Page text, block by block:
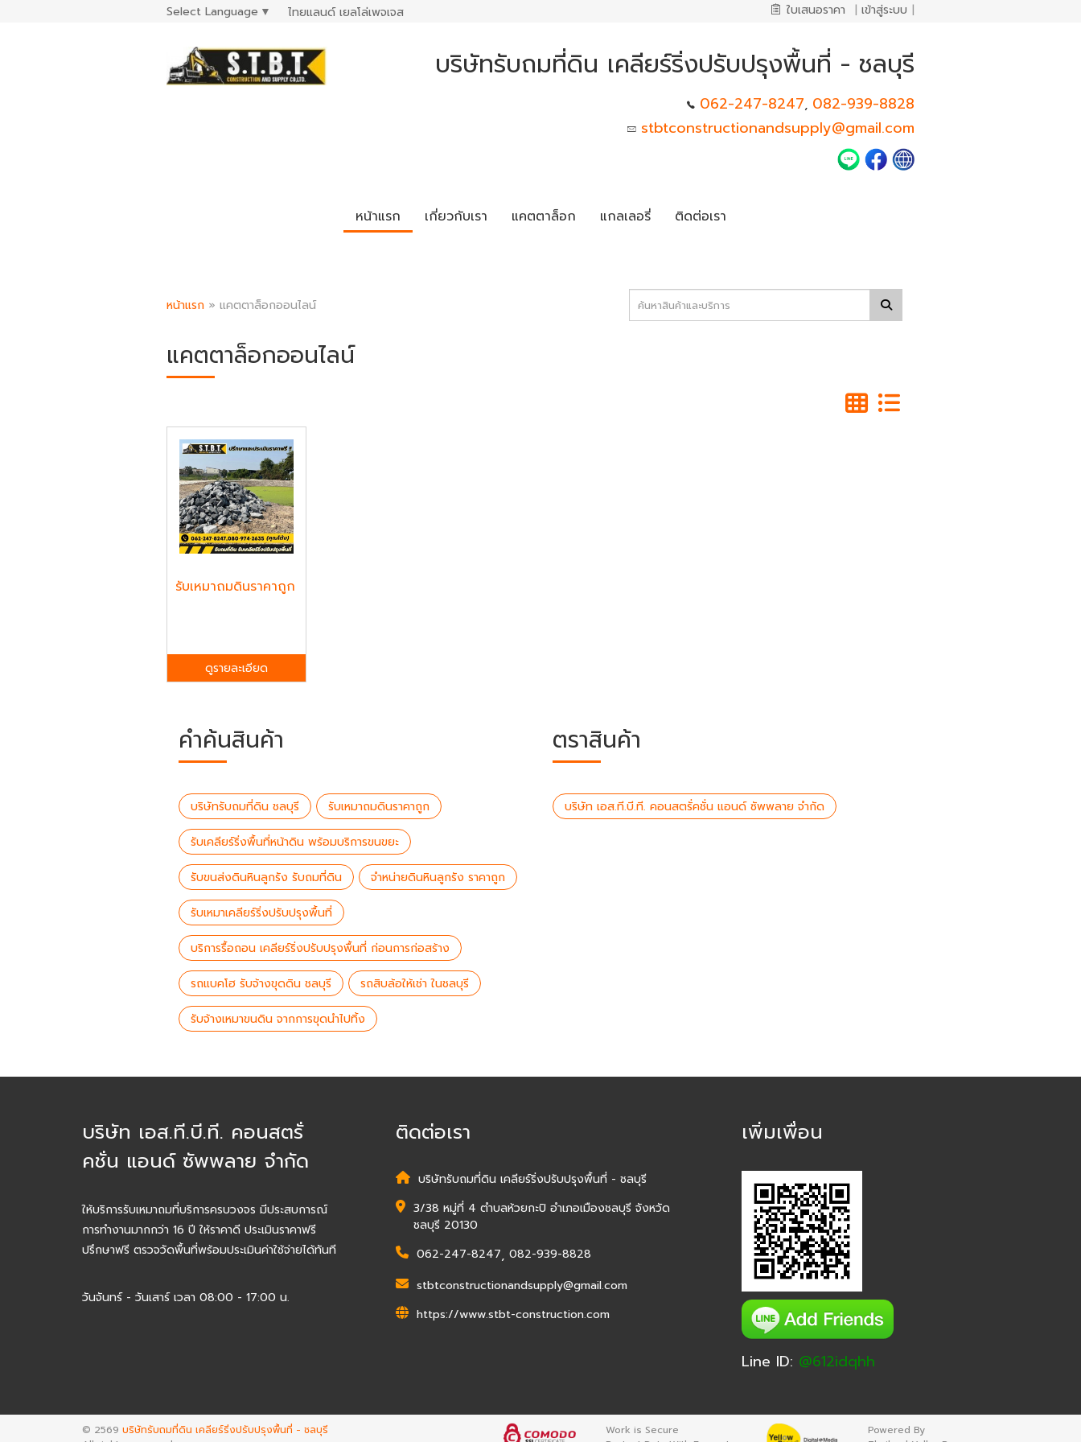
Select Language ▼ ไทยแลนด์ เยลโล่เพจเจส ใบเสนอราคา | เข้าสู่ระบบ |
บริษัทรับถมที่ดิน เคลียร์ริ่งปรับปรุงพื้นที่ - ชลบุรี
062-247-8247, 082-939-8828
stbtconstructionandsupply@gmail.com
หน้าแรก เกี่ยวกับเรา แคตตาล็อก แกลเลอรี่ ติดต่อเรา
หน้าแรก » แคตตาล็อกออนไลน์
แคตตาล็อกออนไลน์
รับเหมาถมดินราคาถูก
ดูรายละเอียด
คำค้นสินค้า
บริษัทรับถมที่ดิน ชลบุรี รับเหมาถมดินราคาถูก
รับเคลียร์ริ่งพื้นที่หน้าดิน พร้อมบริการขนขยะ
รับขนส่งดินหินลูกรัง รับถมที่ดิน จำหน่ายดินหินลูกรัง ราคาถูก
รับเหมาเคลียร์ริ่งปรับปรุงพื้นที่
บริการรื้อถอน เคลียร์ริ่งปรับปรุงพื้นที่ ก่อนการก่อสร้าง
รถแบคโฮ รับจ้างขุดดิน ชลบุรี รถสิบล้อให้เช่า ในชลบุรี
รับจ้างเหมาขนดิน จากการขุดนำไปทิ้ง
ตราสินค้า
บริษัท เอส.ที.บี.ที. คอนสตรั่คชั่น แอนด์ ซัพพลาย จำกัด
บริษัท เอส.ที.บี.ที. คอนสตรั่
คชั่น แอนด์ ซัพพลาย จำกัด
ให้บริการรับเหมาถมที่บริการครบวงจร มีประสบการณ์
การทำงานมากกว่า 16 ปี ให้ราคาดี ประเมินราคาฟรี
ปรึกษาฟรี ตรวจวัดพื้นที่พร้อมประเมินค่าใช้จ่ายได้ทันที
วันจันทร์ - วันเสาร์ เวลา 08:00 - 17:00 น.
ติดต่อเรา
บริษัทรับถมที่ดิน เคลียร์ริ่งปรับปรุงพื้นที่ - ชลบุรี
3/38 หมู่ที่ 4 ตำบลห้วยกะปิ อำเภอเมืองชลบุรี จังหวัด
ชลบุรี 20130
062-247-8247, 082-939-8828
stbtconstructionandsupply@gmail.com
https://www.stbt-construction.com
เพิ่มเพื่อน
Line ID: @612idqhh
© 2569 บริษัทรับถมที่ดิน เคลียร์ริ่งปรับปรุงพื้นที่ - ชลบุรี
Work is Secure
Powered By